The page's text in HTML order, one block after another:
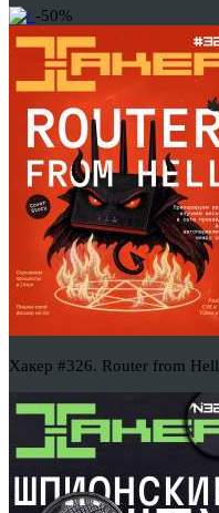
-50%
Хакер #326. Router from Hell